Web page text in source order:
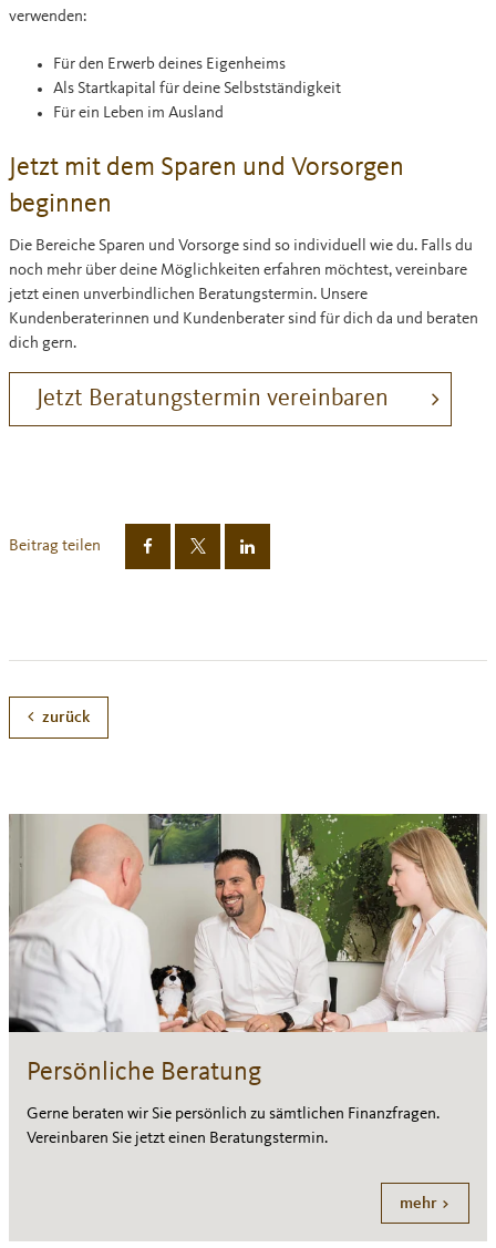
verwenden:
Für den Erwerb deines Eigenheims
Als Startkapital für deine Selbstständigkeit
Für ein Leben im Ausland
Jetzt mit dem Sparen und Vorsorgen
beginnen
Die Bereiche Sparen und Vorsorge sind so individuell wie du. Falls du
noch mehr über deine Möglichkeiten erfahren möchtest, vereinbare
jetzt einen unverbindlichen Beratungstermin. Unsere
Kundenberaterinnen und Kundenberater sind für dich da und beraten
dich gern.
Jetzt Beratungstermin vereinbaren
Beitrag teilen
zurück
Persönliche Beratung
Gerne beraten wir Sie persönlich zu sämtlichen Finanzfragen.
Vereinbaren Sie jetzt einen Beratungstermin.
mehr >